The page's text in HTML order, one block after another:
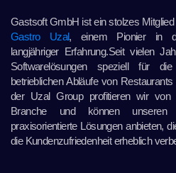
Gastsoft GmbH ist ein stolzes
Gastro Uzal, einem Pionier in
langjähriger Erfahrung.Seit vielen
Softwarelösungen speziell für
betrieblichen Abläufe von
der Uzal Group profitieren wir von
Branche und können unseren
praxisorientierte Lösungen anbieten,
die Kundenzufriedenheit erheblich